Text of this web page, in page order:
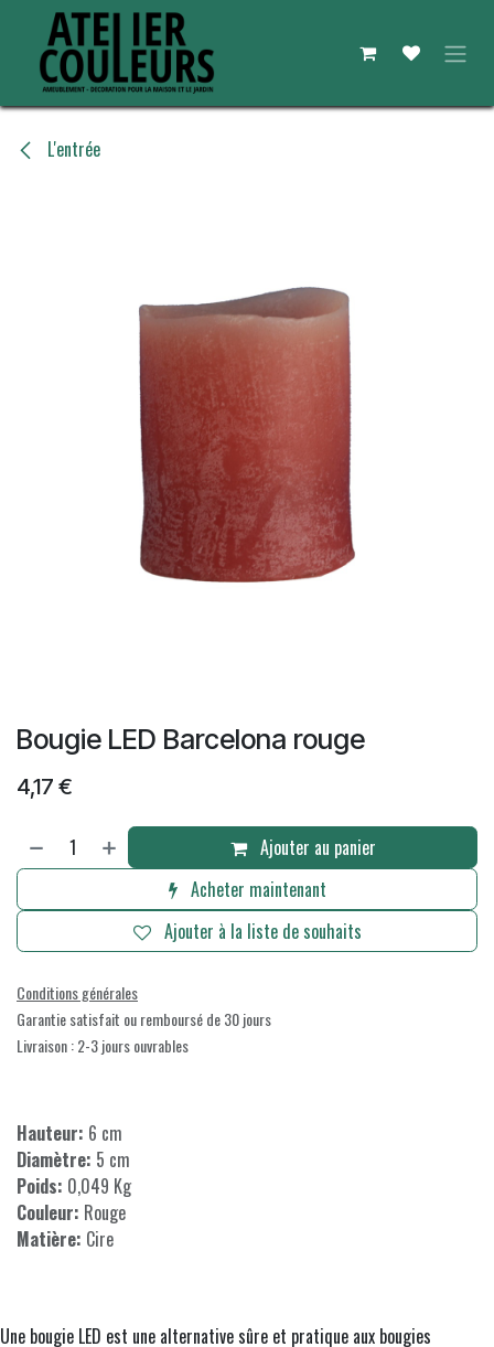
Se rendre au contenu
L'entrée
Bougie LED Barcelona rouge
4,17 €
Ajouter au panier
Acheter maintenant
Ajouter à la liste de souhaits
Conditions générales
Garantie satisfait ou remboursé de 30 jours
Livraison : 2-3 jours ouvrables
Hauteur: 6 cm
Diamètre: 5 cm
Poids: 0,049 Kg
Couleur: Rouge
Matière: Cire
Une bougie LED est une alternative sûre et pratique aux bougies